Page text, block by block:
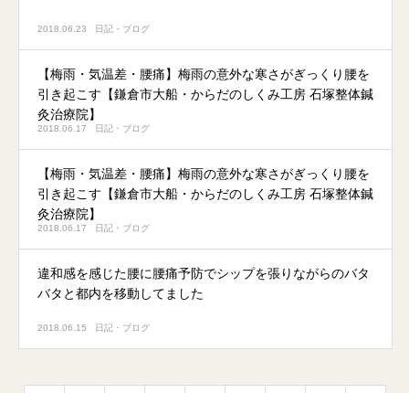
2018.06.23 日記・ブログ
【梅雨・気温差・腰痛】梅雨の意外な寒さがぎっくり腰を
引き起こす【鎌倉市大船・からだのしくみ工房 石塚整体鍼
灸治療院】
2018.06.17 日記・ブログ
【梅雨・気温差・腰痛】梅雨の意外な寒さがぎっくり腰を
引き起こす【鎌倉市大船・からだのしくみ工房 石塚整体鍼
灸治療院】
2018.06.17 日記・ブログ
違和感を感じた腰に腰痛予防でシップを張りながらのバタ
バタと都内を移動してました
2018.06.15 日記・ブログ